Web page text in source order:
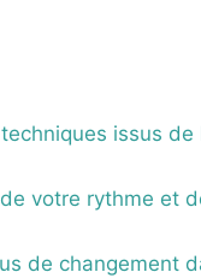
techniques issus
votre rythme et
de changement